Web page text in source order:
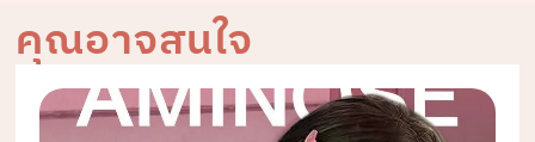
คุณอาจสนใจ